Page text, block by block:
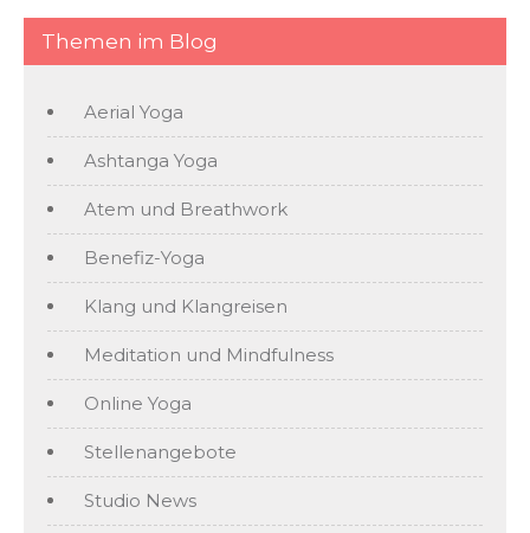
Themen im Blog
Aerial Yoga
Ashtanga Yoga
Atem und Breathwork
Benefiz-Yoga
Klang und Klangreisen
Meditation und Mindfulness
Online Yoga
Stellenangebote
Studio News